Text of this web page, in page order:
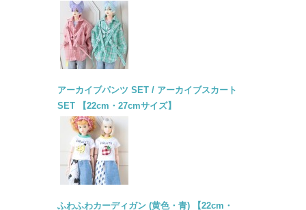
アーカイブパンツ SET / アーカイブスカート
SET 【22cm・27cmサイズ】
ふわふわカーディガン (黄色・青) 【22cm・